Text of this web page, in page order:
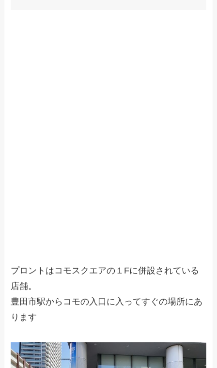
プロントはコモスクエアの１Fに併設されている
店舗。
豊田市駅からコモの入口に入ってすぐの場所にあ
ります